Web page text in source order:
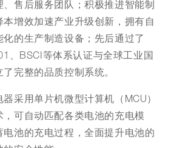
售后服务团队；积极推进智能制
增效加速产业升级创新，拥有自
的生产制造设备；先后通过了
、BSCI等体系认证与全球工业国
完整的品质控制系统。
采用单片机微型计算机（MCU）
，可自动匹配各类电池的充电模
池的充电过程，全面提升电池的